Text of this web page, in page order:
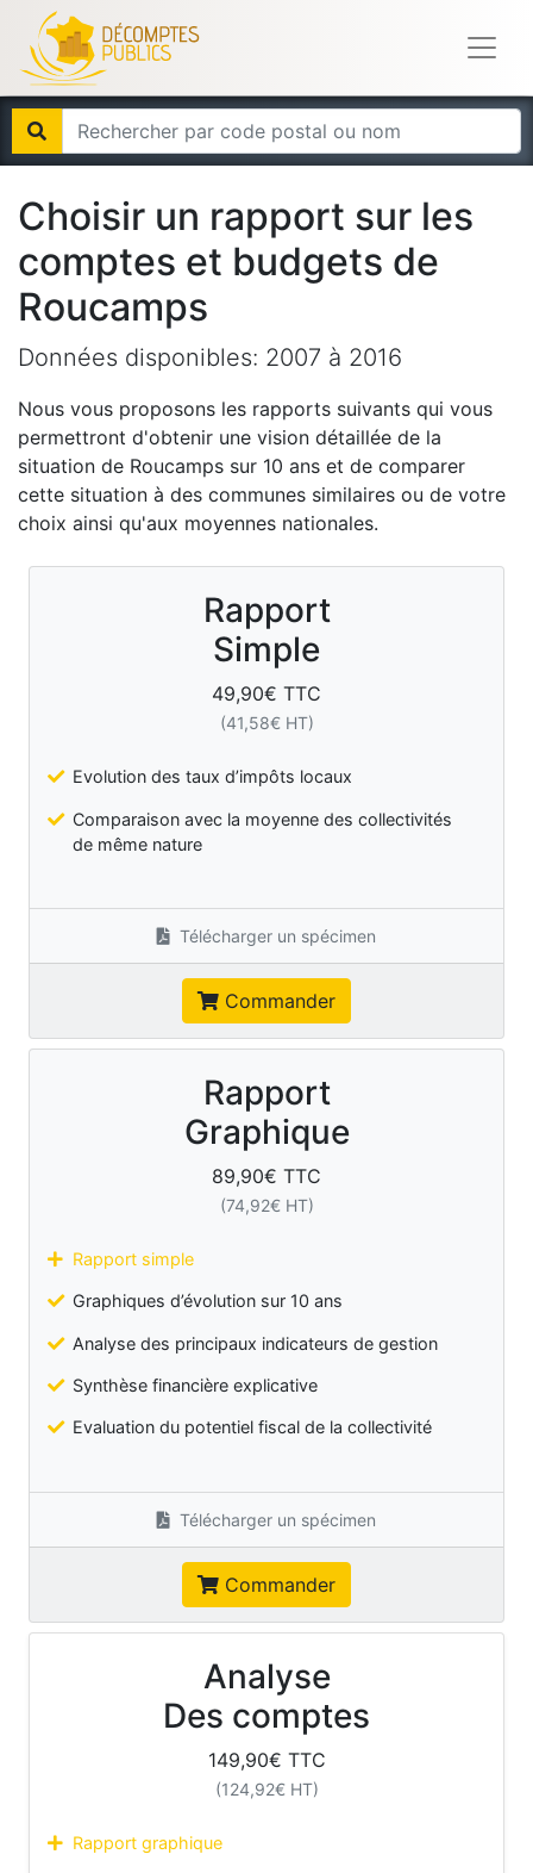
Choisir un rapport sur les
comptes et budgets de
Roucamps
Données disponibles: 2007 à 2016
Nous vous proposons les rapports suivants qui vous
permettront d'obtenir une vision détaillée de la
situation de Roucamps sur 10 ans et de comparer
cette situation à des communes similaires ou de votre
choix ainsi qu'aux moyennes nationales.
Rapport
Simple
49,90€ TTC
(41,58€ HT)
Evolution des taux d’impôts locaux
Comparaison avec la moyenne des collectivités
de même nature
Télécharger un spécimen
Commander
Rapport
Graphique
89,90€ TTC
(74,92€ HT)
Rapport simple
Graphiques d’évolution sur 10 ans
Analyse des principaux indicateurs de gestion
Synthèse financière explicative
Evaluation du potentiel fiscal de la collectivité
Télécharger un spécimen
Commander
Analyse
Des comptes
149,90€ TTC
(124,92€ HT)
Rapport graphique